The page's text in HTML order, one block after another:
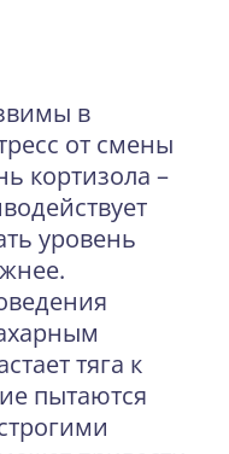
в
от смены
кортизола –
уровень
тяга к
пытаются